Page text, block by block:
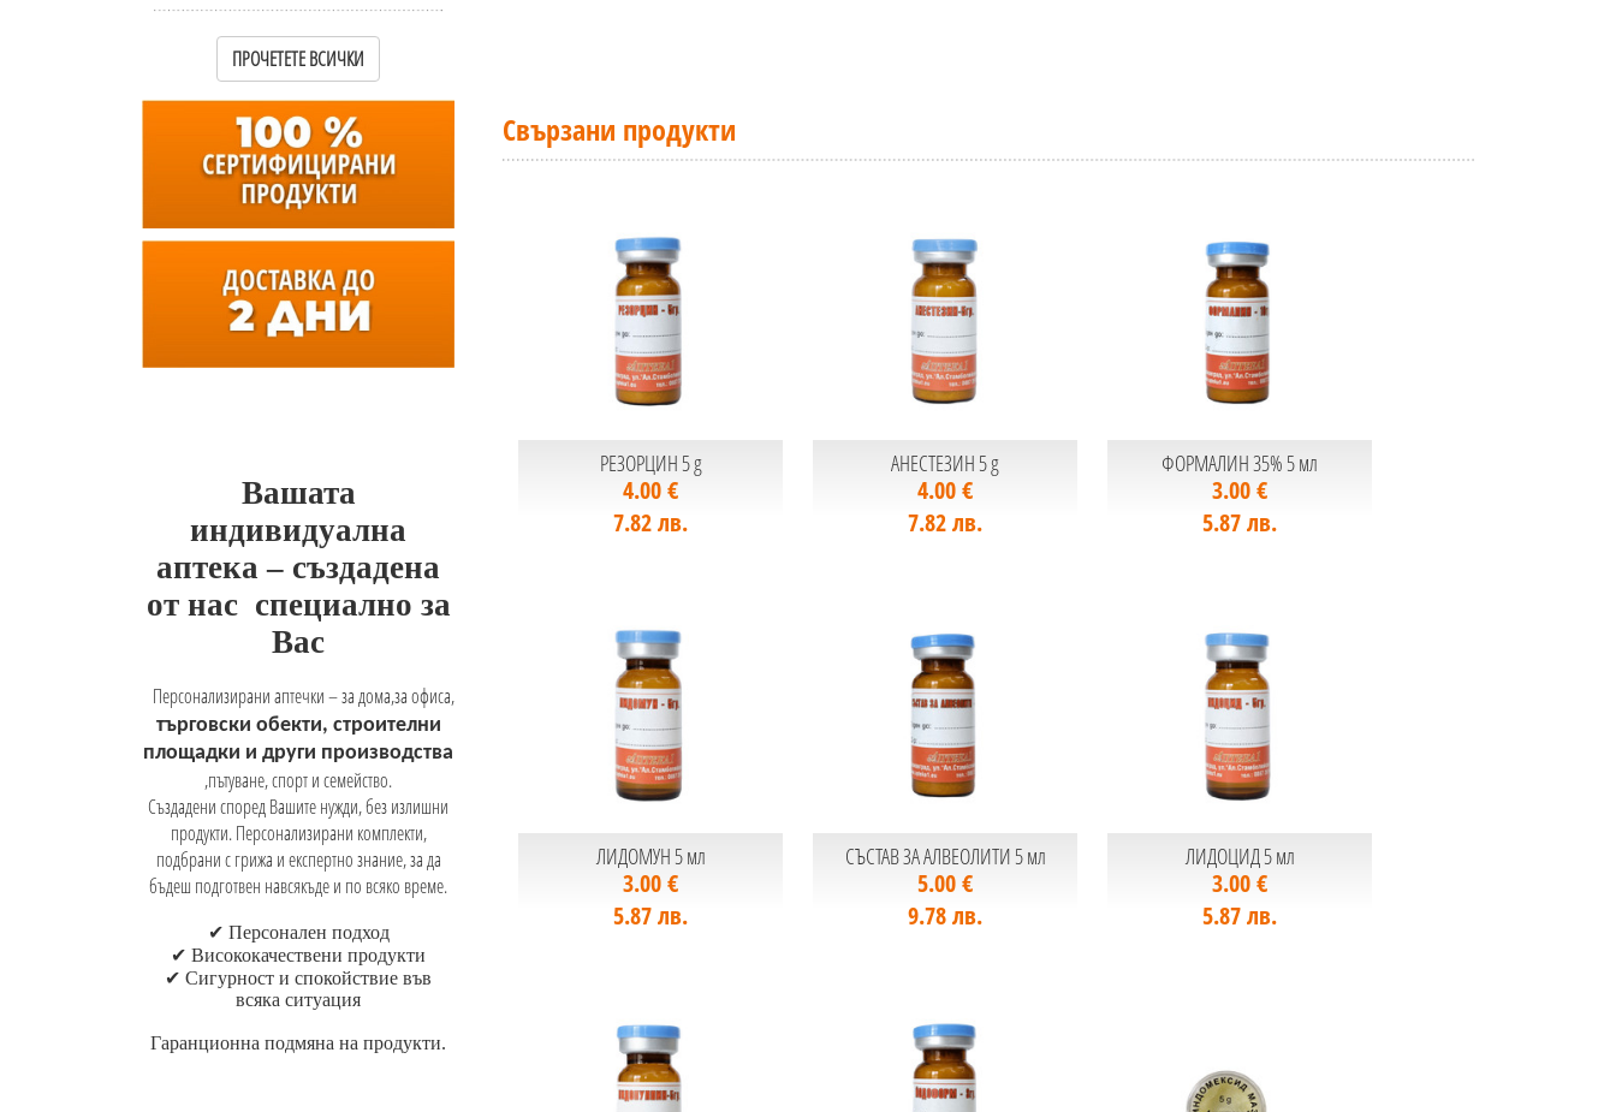
ПРОЧЕТЕТЕ ВСИЧКИ
Вашата
индивидуална
аптека – създадена
от нас специално за
Вас
Персонализирани аптечки – за дома,за офиса,
търговски обекти, строителни
площадки и други производства
,пътуване, спорт и семейство.
Създадени според Вашите нужди, без излишни
продукти. Персонализирани комплекти,
подбрани с грижа и експертно знание, за да
бъдеш подготвен навсякъде и по всяко време.
✔ Персонален подход
✔ Висококачествени продукти
✔ Сигурност и спокойствие във
всяка ситуация
Гаранционна подмяна на продукти.
Свързани продукти
РЕЗОРЦИН 5 g
4.00 €
7.82 лв.
АНЕСТЕЗИН 5 g
4.00 €
7.82 лв.
ФОРМАЛИН 35% 5 мл
3.00 €
5.87 лв.
ЛИДОМУН 5 мл
3.00 €
5.87 лв.
СЪСТАВ ЗА АЛВЕОЛИТИ 5 мл
5.00 €
9.78 лв.
ЛИДОЦИД 5 мл
3.00 €
5.87 лв.